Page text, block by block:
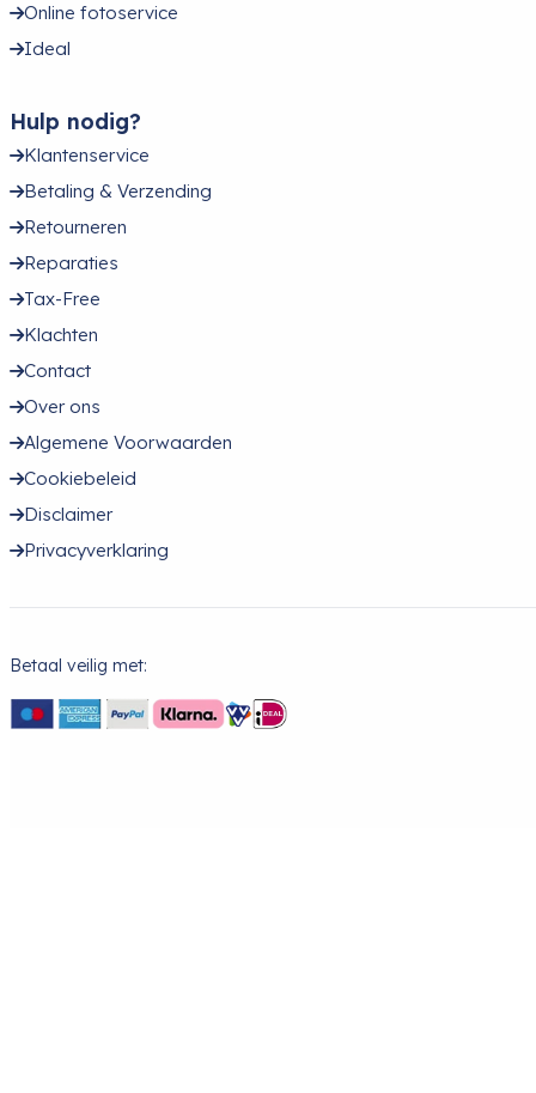
Online fotoservice
Ideal
Hulp nodig?
Klantenservice
Betaling & Verzending
Retourneren
Reparaties
Tax-Free
Klachten
Contact
Over ons
Algemene Voorwaarden
Cookiebeleid
Disclaimer
Privacyverklaring
Betaal veilig met: